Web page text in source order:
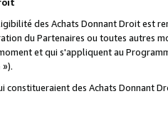
des Achats Donnant Droit est
du Partenaires ou toutes autres
et qui s'appliquent au
»).
constitueraient des Achats Donnant